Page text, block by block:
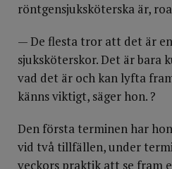
röntgensjuksköterska är,
— De flesta tror att det är
sjuksköterskor. Det är bara
vad det är och kan lyfta
känns viktigt, säger hon. ?
Den första terminen har
vid två tillfällen, under
veckors praktik att se fram